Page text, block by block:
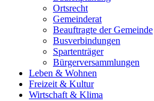
Ortsrecht
Gemeinderat
Beauftragte der Gemeinde
Busverbindungen
Spartenträger
Bürgerversammlungen
Leben & Wohnen
Freizeit & Kultur
Wirtschaft & Klima